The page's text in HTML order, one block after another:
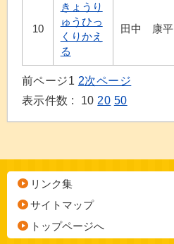
10
きょうり
ゅうひっ
くりかえ
る
田中 康平
前ページ1 2次ページ
表示件数 : 10 20 50
リンク集
サイトマップ
トップページへ